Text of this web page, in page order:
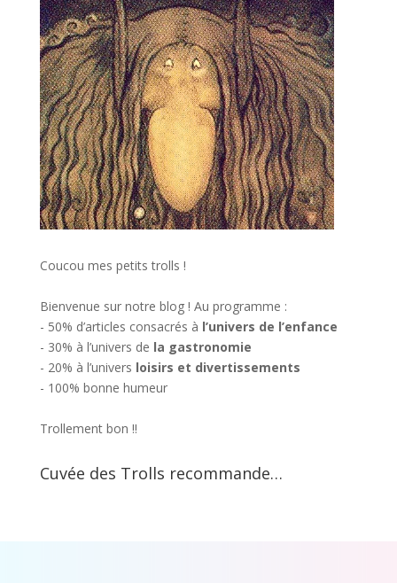
Coucou mes petits trolls !
Bienvenue sur notre blog ! Au programme :
- 50% d’articles consacrés à l’univers de l’enfance
- 30% à l’univers de la gastronomie
- 20% à l’univers loisirs et divertissements
- 100% bonne humeur
Trollement bon !!
Cuvée des Trolls recommande…